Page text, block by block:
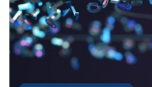
Tin tổng hợp
Tin địa phương
Bưu chính, Viễn thông
Sở hữu trí tuệ
Tiêu chuẩn, đo lường, chất
Infographic
Ảnh